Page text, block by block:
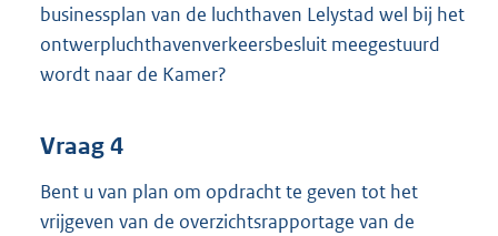
businessplan van de luchthaven Lelystad wel bij het
ontwerpluchthavenverkeersbesluit meegestuurd
wordt naar de Kamer?
Vraag 4
Bent u van plan om opdracht te geven tot het
vrijgeven van de overzichtsrapportage van de